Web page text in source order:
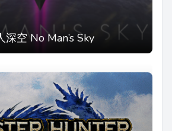
深空 No Man’s Sky